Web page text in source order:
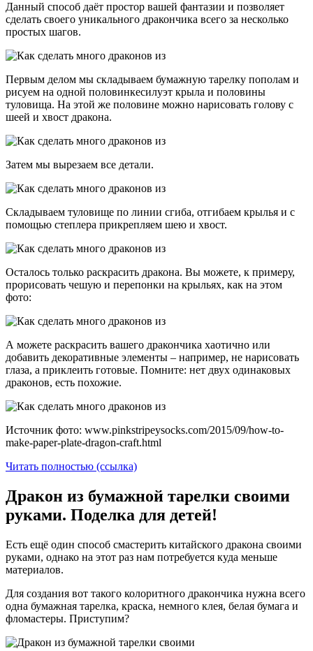
Данный способ даёт простор вашей фантазии и позволяет
сделать своего уникального дракончика всего за несколько
простых шагов.
Первым делом мы складываем бумажную тарелку пополам и
рисуем на одной половинкесилуэт крыла и половины
туловища. На этой же половине можно нарисовать голову с
шеей и хвост дракона.
Затем мы вырезаем все детали.
Складываем туловище по линии сгиба, отгибаем крылья и с
помощью степлера прикрепляем шею и хвост.
Осталось только раскрасить дракона. Вы можете, к примеру,
прорисовать чешую и перепонки на крыльях, как на этом
фото:
А можете раскрасить вашего дракончика хаотично или
добавить декоративные элементы – например, не нарисовать
глаза, а приклеить готовые. Помните: нет двух одинаковых
драконов, есть похожие.
Источник фото: www.pinkstripeysocks.com/2015/09/how-to-
make-paper-plate-dragon-craft.html
Читать полностью (ссылка)
Дракон из бумажной тарелки своими
руками. Поделка для детей!
Есть ещё один способ смастерить китайского дракона своими
руками, однако на этот раз нам потребуется куда меньше
материалов.
Для создания вот такого колоритного дракончика нужна всего
одна бумажная тарелка, краска, немного клея, белая бумага и
фломастеры. Приступим?